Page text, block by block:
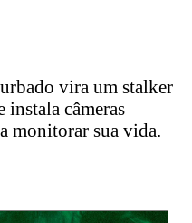
vira um stalker
instala câmeras
monitorar sua vida.